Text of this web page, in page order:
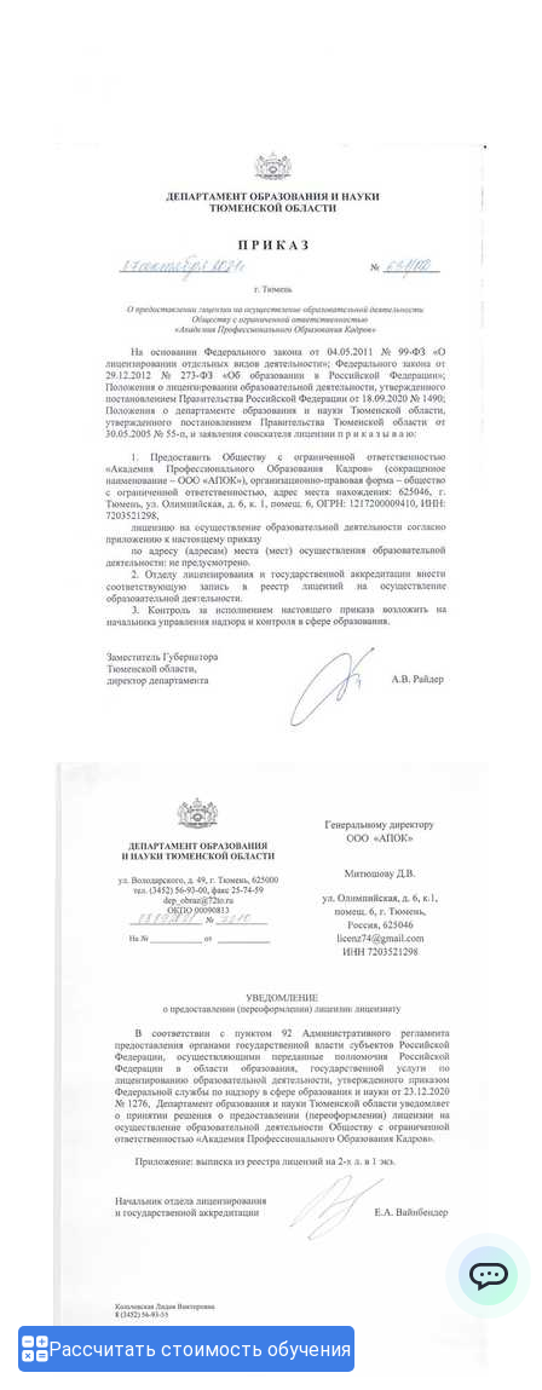
Рассчитать стоимость обучения
online
Мессенджеры
Свяжитесь с нами через любой удобный мессенджер!
Telegram WhatsApp
Vkontakte EMail
Max